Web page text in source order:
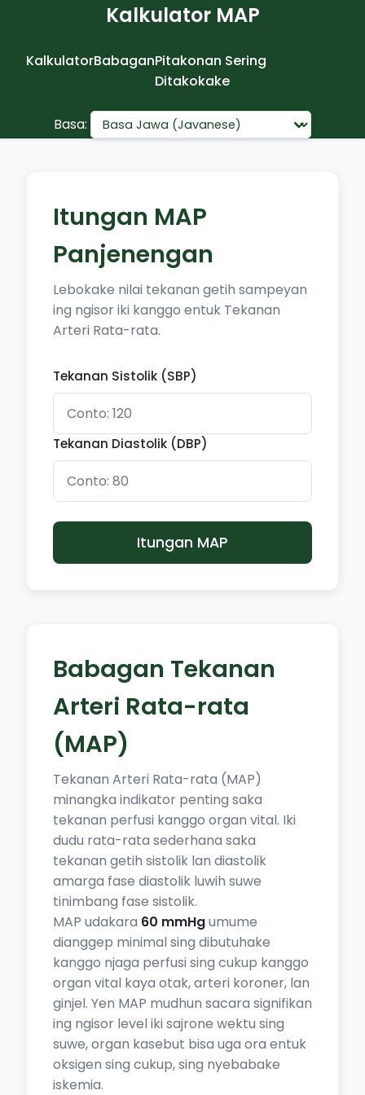
Kalkulator MAP
KalkulatorBabaganPitakonan Sering
Ditakokake
Basa:
Itungan MAP
Panjenengan
Lebokake nilai tekanan getih sampeyan
ing ngisor iki kanggo entuk Tekanan
Arteri Rata-rata.
Tekanan Sistolik (SBP)
Tekanan Diastolik (DBP)
Itungan MAP
Babagan Tekanan
Arteri Rata-rata
(MAP)
Tekanan Arteri Rata-rata (MAP)
minangka indikator penting saka
tekanan perfusi kanggo organ vital. Iki
dudu rata-rata sederhana saka
tekanan getih sistolik lan diastolik
amarga fase diastolik luwih suwe
tinimbang fase sistolik.
MAP udakara 60 mmHgumume
dianggep minimal sing dibutuhake
kanggo njaga perfusi sing cukup kanggo
organ vital kaya otak, arteri koroner, lan
ginjel. Yen MAP mudhun sacara signifikan
ing ngisor level iki sajrone wektu sing
suwe, organ kasebut bisa uga ora entuk
oksigen sing cukup, sing nyebabake
iskemia.